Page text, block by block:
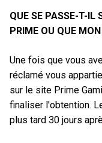
QUE SE PASSE-T-IL
PRIME OU QUE
Une fois que vous
réclamé vous
sur le site Prime
finaliser l'obtention.
plus tard 30 jours